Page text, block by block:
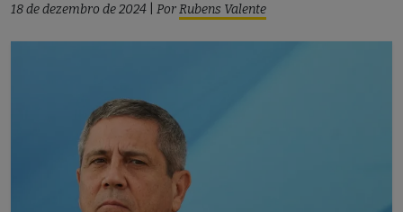
18 de dezembro de 2024 PorRubens Valente